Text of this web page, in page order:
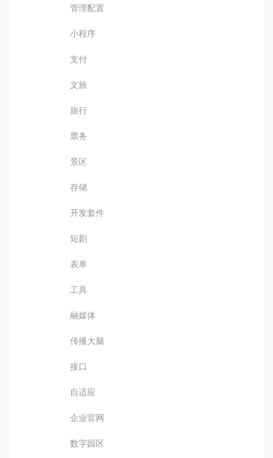
管理配置
小程序
支付
文旅
旅行
票务
景区
存储
开发套件
短剧
表单
工具
融媒体
传播大脑
接口
自适应
企业官网
数字园区